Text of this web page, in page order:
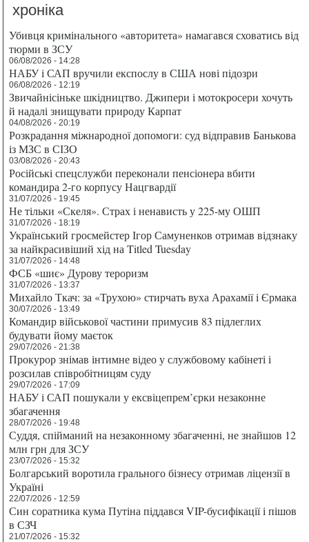
хроніка
Убивця кримінального «авторитета» намагався сховатись від
тюрми в ЗСУ
06/08/2026 - 14:28
НАБУ і САП вручили експослу в США нові підозри
06/08/2026 - 12:19
Звичайнісіньке шкідництво. Джипери і мотокросери хочуть
й надалі знищувати природу Карпат
04/08/2026 - 20:19
Розкрадання міжнародної допомоги: суд відправив Банькова
із МЗС в СІЗО
03/08/2026 - 20:43
Російські спецслужби переконали пенсіонера вбити
командира 2-го корпусу Нацгвардії
31/07/2026 - 19:45
Не тільки «Скеля». Страх і ненависть у 225-му ОШП
31/07/2026 - 18:19
Український гросмейстер Ігор Самуненков отримав відзнаку
за найкрасивіший хід на Titled Tuesday
31/07/2026 - 14:48
ФСБ «шиє» Дурову тероризм
31/07/2026 - 13:37
Михайло Ткач: за «Трухою» стирчать вуха Арахамії і Єрмака
30/07/2026 - 13:49
Командир військової частини примусив 83 підлеглих
будувати йому маєток
29/07/2026 - 21:38
Прокурор знімав інтимне відео у службовому кабінеті і
розсилав співробітницям суду
29/07/2026 - 17:09
НАБУ і САП пошукали у ексвіцепрем’єрки незаконне
збагачення
28/07/2026 - 19:48
Суддя, спійманий на незаконному збагаченні, не знайшов 12
млн грн для ЗСУ
23/07/2026 - 15:32
Болгарський воротила грального бізнесу отримав ліцензії в
Україні
22/07/2026 - 12:59
Син соратника кума Путіна піддався VIP-бусифікації і пішов
в СЗЧ
21/07/2026 - 15:32